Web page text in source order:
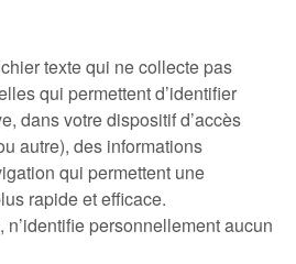
texte qui ne collecte pas
qui permettent d’identifier
dans votre dispositif d’accès
autre), des informations
qui permettent une
rapide et efficace.
personnellement aucun